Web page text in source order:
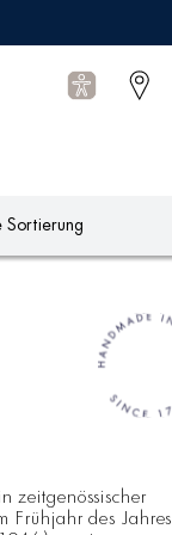
zeitgenössischer
Frühjahr des Jahres